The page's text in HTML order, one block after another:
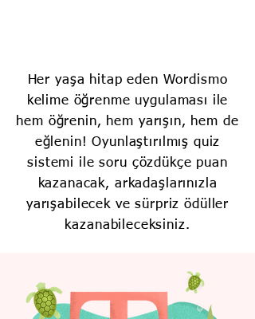
Her yaşa hitap eden Wordismo
kelime öğrenme uygulaması ile
hem öğrenin, hem yarışın, hem de
eğlenin! Oyunlaştırılmış quiz
sistemi ile soru çözdükçe puan
kazanacak, arkadaşlarınızla
yarışabilecek ve sürpriz ödüller
kazanabileceksiniz.